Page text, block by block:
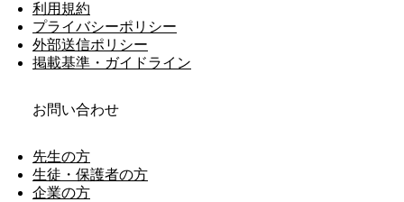
利用規約
プライバシーポリシー
外部送信ポリシー
掲載基準・ガイドライン
お問い合わせ
先生の方
生徒・保護者の方
企業の方